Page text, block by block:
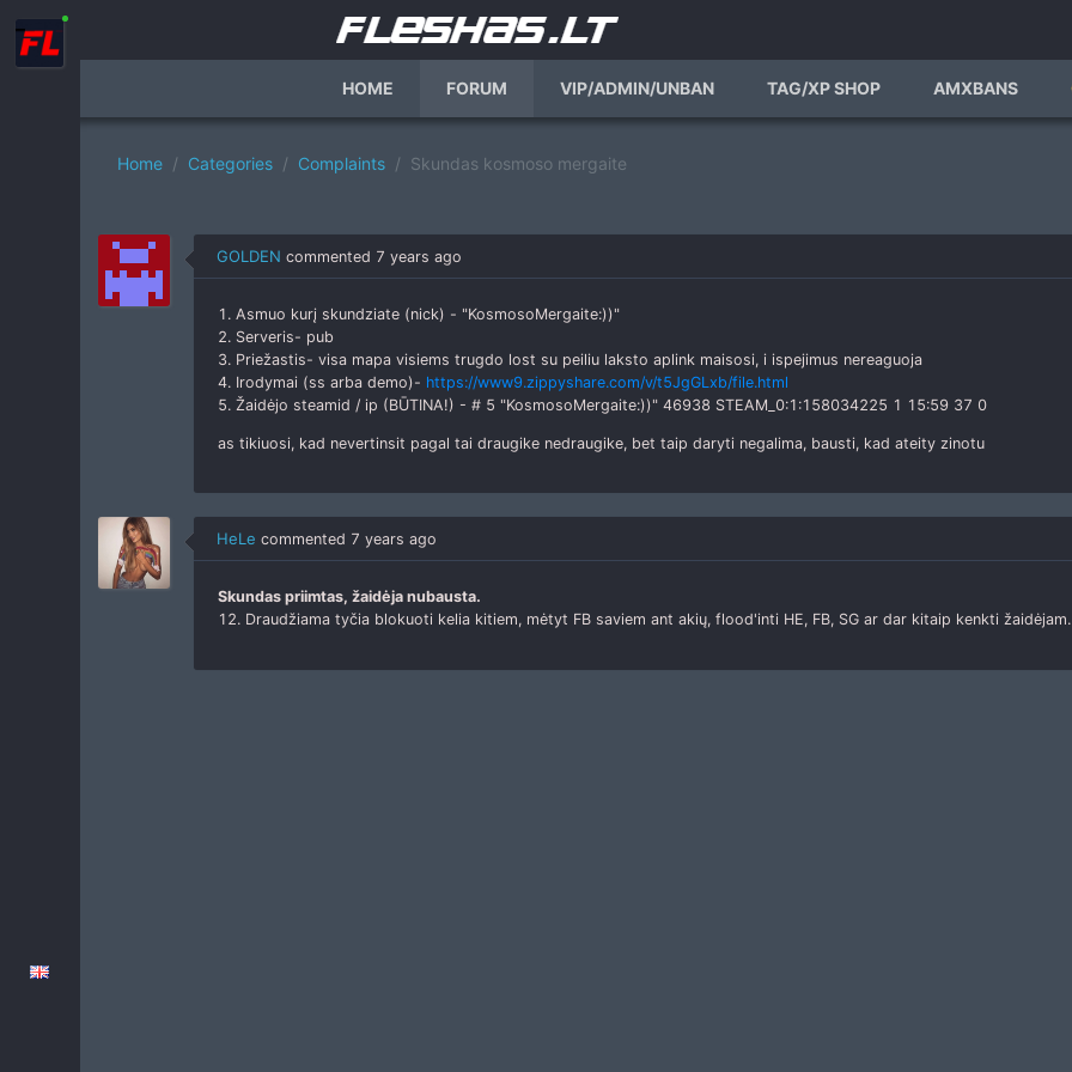
HOME FORUM VIP/ADMIN/UNBAN TAG/XP SHOP AMXBANS
Home Categories Complaints Skundas kosmoso mergaite
GOLDEN commented 7 years ago
1. Asmuo kurį skundziate (nick) - "KosmosoMergaite:))"
2. Serveris- pub
3. Priežastis- visa mapa visiems trugdo lost su peiliu laksto aplink maisosi, i ispejimus nereaguoja
4. Irodymai (ss arba demo)- https://www9.zippyshare.com/v/t5JgGLxb/file.html
5. Žaidėjo steamid / ip (BŪTINA!) - # 5 "KosmosoMergaite:))" 46938 STEAM_0:1:158034225 1 15:59 37 0
as tikiuosi, kad nevertinsit pagal tai draugike nedraugike, bet taip daryti negalima, bausti, kad ateity zinotu
HeLe commented 7 years ago
Skundas priimtas, žaidėja nubausta.
12. Draudžiama tyčia blokuoti kelia kitiem, mėtyt FB saviem ant akių, flood'inti HE, FB, SG ar dar kitaip kenkti žaidėjam.